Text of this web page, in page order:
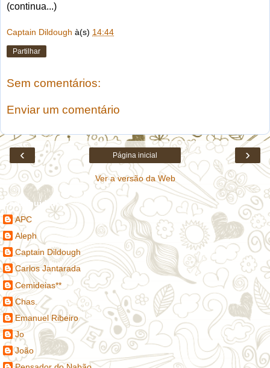
(continua...)
Captain Dildough à(s) 14:44
Partilhar
Sem comentários:
Enviar um comentário
‹ ›
Página inicial
Ver a versão da Web
Contribuidores
APC
Aleph
Captain Dildough
Carlos Jantarada
Cemideias**
Chas.
Emanuel Ribeiro
Jo
João